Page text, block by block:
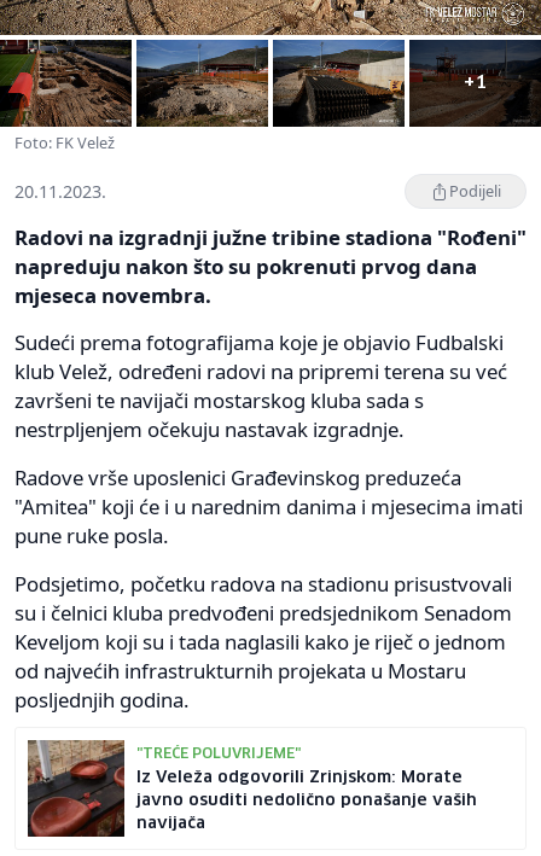
+1
Foto: FK Velež
20.11.2023. Podijeli
Radovi na izgradnji južne tribine stadiona "Rođeni"
napreduju nakon što su pokrenuti prvog dana
mjeseca novembra.
Sudeći prema fotografijama koje je objavio Fudbalski
klub Velež, određeni radovi na pripremi terena su već
završeni te navijači mostarskog kluba sada s
nestrpljenjem očekuju nastavak izgradnje.
Radove vrše uposlenici Građevinskog preduzeća
"Amitea" koji će i u narednim danima i mjesecima imati
pune ruke posla.
Podsjetimo, početku radova na stadionu prisustvovali
su i čelnici kluba predvođeni predsjednikom Senadom
Keveljom koji su i tada naglasili kako je riječ o jednom
od najvećih infrastrukturnih projekata u Mostaru
posljednjih godina.
"TREĆE POLUVRIJEME"
Iz Veleža odgovorili Zrinjskom: Morate
javno osuditi nedolično ponašanje vaših
navijača